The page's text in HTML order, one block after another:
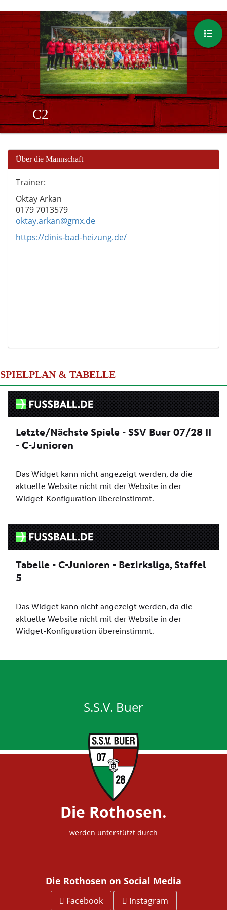
C2
Über die Mannschaft
Trainer:
Oktay Arkan
0179 7013579
oktay.arkan@gmx.de
https://dinis-bad-heizung.de/
SPIELPLAN & TABELLE
S.S.V. Buer
Die Rothosen.
werden unterstützt durch
Die Rothosen on Social Media
Facebook Instagram